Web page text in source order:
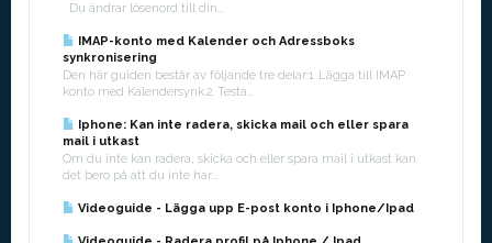
Du ändrar lösenord till din...
IMAP-konto med Kalender och Adressboks
synkronisering
Den här guiden består av följande tre delar:1. Lägga till IMAP
konto med Kalendersynk.2. Testa...
Iphone: Kan inte radera, skicka mail och eller spara
mail i utkast
Om du inte kan radera, skicka och eller spara mail i utkast kan
det bero på att du inte har...
Videoguide - Lägga upp E-post konto i Iphone/Ipad